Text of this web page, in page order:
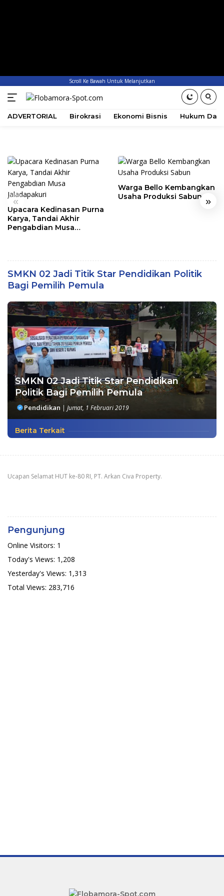
Scroll Ke Bawah Untuk Melanjutkan
ADVERTORIAL Birokrasi Ekonomi Bisnis Hukum
« »
Upacara Kedinasan Purna
Karya, Tandai Akhir
Pengabdian Musa
Warga Bello Kembangkan
Usaha Produksi Sabun
SMKN 02 Jadi Titik Star Pendidikan Politik
Bagi Pemilih Pemula
SMKN 02 Jadi Titik Star Pendidikan
Politik Bagi Pemilih Pemula
Pendidikan | Jumat, 1 Februari 2019
Berita Terkait
Ucapan Selamat HUT ke-80 RI, PT. Arkan Civa Property.
Pengunjung
Online Visitors: 1
Today's Views: 1,208
Yesterday's Views: 1,313
Total Views: 283,716